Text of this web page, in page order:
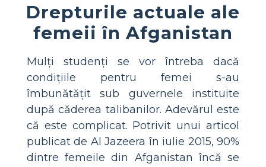
Drepturile actuale ale
femeii în Afganistan
Mulți studenți se vor întreba dacă
condițiile pentru femei s-au
îmbunătățit sub guvernele instituite
după căderea talibanilor. Adevărul este
că este complicat. Potrivit unui articol
publicat de Al Jazeera în iulie 2015, 90%
dintre femeile din Afganistan încă se